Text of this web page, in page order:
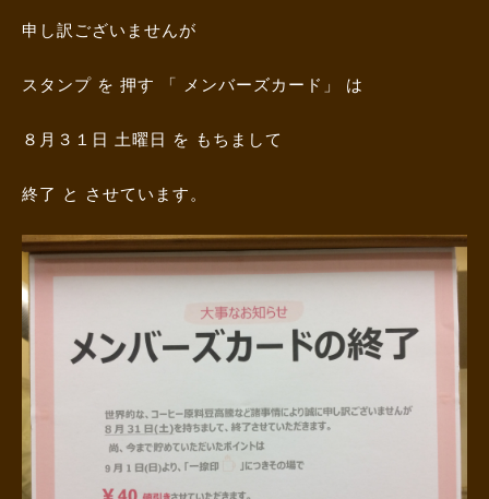
申し訳ございませんが
スタンプ を 押す 「 メンバーズカード」 は
８月３１日 土曜日 を もちまして
終了 と させています。